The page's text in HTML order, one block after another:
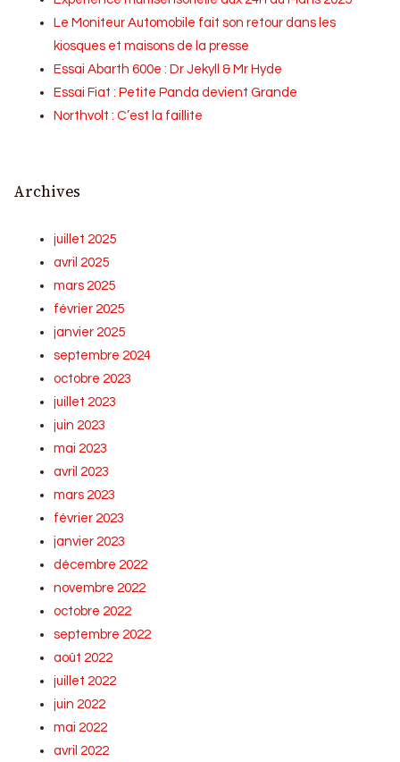
Le Moniteur Automobile fait son retour dans les
kiosques et maisons de la presse
Essai Abarth 600e : Dr Jekyll & Mr Hyde
Essai Fiat : Petite Panda devient Grande
Northvolt : C’est la faillite
Archives
juillet 2025
avril 2025
mars 2025
février 2025
janvier 2025
septembre 2024
octobre 2023
juillet 2023
juin 2023
mai 2023
avril 2023
mars 2023
février 2023
janvier 2023
décembre 2022
novembre 2022
octobre 2022
septembre 2022
août 2022
juillet 2022
juin 2022
mai 2022
avril 2022